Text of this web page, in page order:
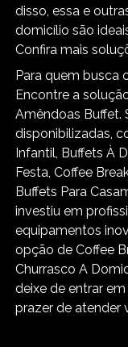
disso, essa e
domicílio são
Confira mais
Para quem busca
Encontre a
Amêndoas Buffet.
disponibilizadas,
Infantil, Buffets À
Festa, Coffee
Buffets Para
investiu em
equipamentos
opção de Coffee
Churrasco A
deixe de entrar
prazer de atender